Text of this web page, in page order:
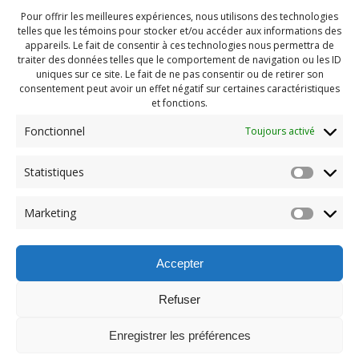
Pour offrir les meilleures expériences, nous utilisons des technologies
telles que les témoins pour stocker et/ou accéder aux informations des
appareils. Le fait de consentir à ces technologies nous permettra de
traiter des données telles que le comportement de navigation ou les ID
uniques sur ce site. Le fait de ne pas consentir ou de retirer son
consentement peut avoir un effet négatif sur certaines caractéristiques
et fonctions.
Fonctionnel Toujours activé
Statistiques
Marketing
Accepter
Refuser
Enregistrer les préférences
Navigation
de
l'article
Previous:
post:
© 2026 Maison des Jeunes de Boucherville.